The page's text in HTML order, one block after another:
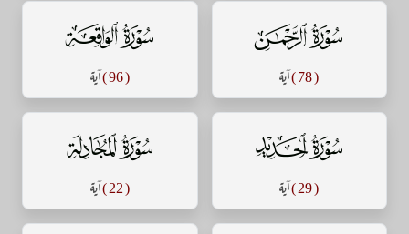
سورة الرحمن
( 78 ) آية
سورة الواقعة
( 96 ) آية
سورة الحديد
( 29 ) آية
سورة المجادلة
( 22 ) آية